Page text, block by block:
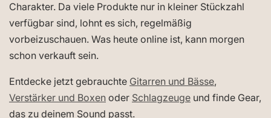
Charakter. Da viele Produkte nur in kleiner Stückzahl
verfügbar sind, lohnt es sich, regelmäßig
vorbeizuschauen. Was heute online ist, kann morgen
schon verkauft sein.
Entdecke jetzt gebrauchte Gitarren und Bässe,
Verstärker und Boxen oder Schlagzeuge und finde Gear,
das zu deinem Sound passt.